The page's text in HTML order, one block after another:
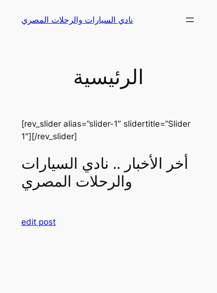
نادي السيارات والرحلات المصري
الرئيسية
[rev_slider alias=”slider-1″ slidertitle=”Slider
1″][/rev_slider]
أخر الأخبار .. نادي السيارات
والرحلات المصري
edit post